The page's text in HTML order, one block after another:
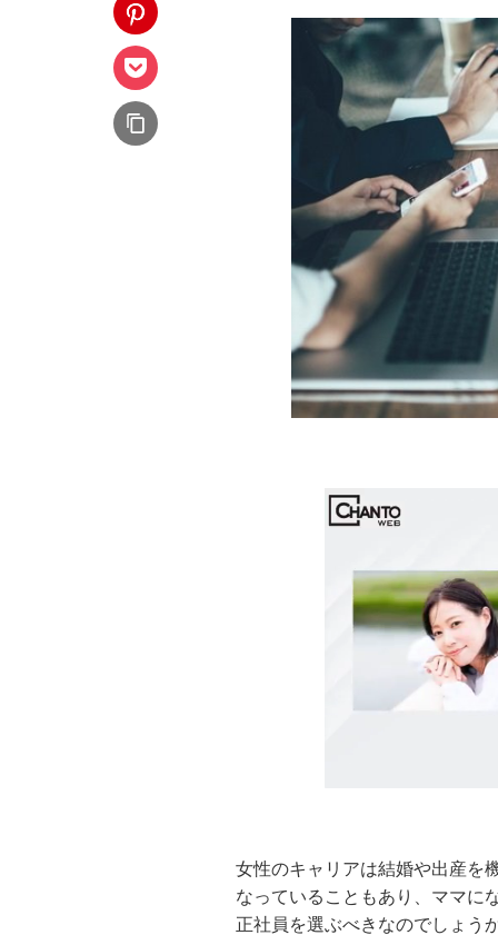
女性のキャリアは結婚や出産を
なっていることもあり、ママに
正社員を選ぶべきなのでしょう